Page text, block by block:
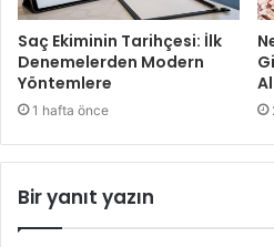
Saç Ekiminin Tarihçesi: İlk
Denemelerden Modern
Yöntemlere
1 hafta önce
Bir yanıt yazın